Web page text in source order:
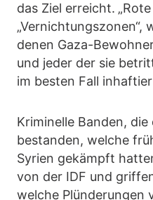
das Ziel erreicht.
„Vernichtungszonen“,
denen Gaza-
und jeder der sie
im besten Fall
Kriminelle Banden,
bestanden, welche
Syrien gekämpft
von der IDF und
welche Plünderungen